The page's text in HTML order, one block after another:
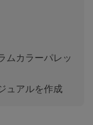
ムカラーパレッ
ュアルを作成